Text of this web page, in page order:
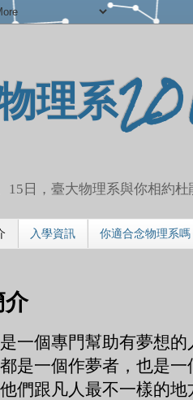
理系
15日，臺大物理系與你相約
入學資訊 你適合念物理系嗎
介
一個專門幫助有夢想
是一個作夢者，也是
們跟凡人最不一樣的